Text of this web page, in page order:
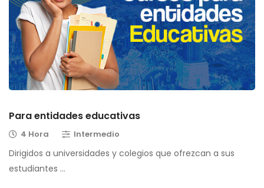
Para entidades educativas
4 Hora Intermedio
Dirigidos a universidades y colegios que ofrezcan a sus
estudiantes …